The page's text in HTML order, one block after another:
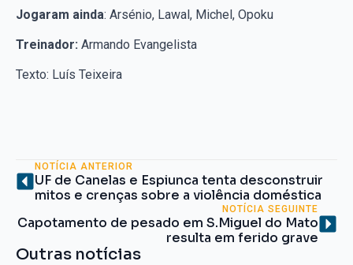
Jogaram ainda: Arsénio, Lawal, Michel, Opoku
Treinador: Armando Evangelista
Texto: Luís Teixeira
NOTÍCIA ANTERIOR
UF de Canelas e Espiunca tenta desconstruir
mitos e crenças sobre a violência doméstica
NOTÍCIA SEGUINTE
Capotamento de pesado em S.Miguel do Mato
resulta em ferido grave
Outras notícias